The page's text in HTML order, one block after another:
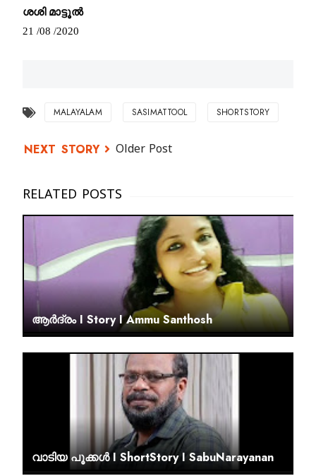
ശശി മാട്ടൂൽ
21 /08 /2020
MALAYALAM SASIMATTOOL SHORTSTORY
Older Post
ആർദ്രം I Story I Ammu Santhosh
വാടിയ പൂക്കൾ I ShortStory I SabuNarayanan